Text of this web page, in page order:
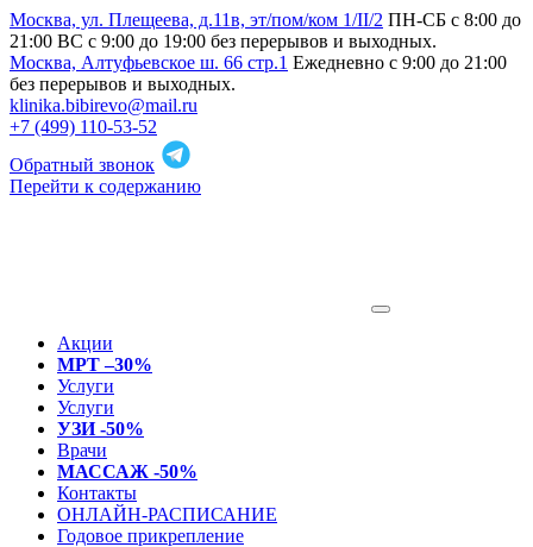
Москва, ул. Плещеева, д.11в, эт/пом/ком 1/II/2 ПН-СБ с 8:00 до
21:00 ВС с 9:00 до 19:00 без перерывов и выходных.
Москва, Алтуфьевское ш. 66 стр.1 Ежедневно с 9:00 до 21:00
без перерывов и выходных.
klinika.bibirevo@mail.ru
+7 (499) 110-53-52
Обратный звонок
Перейти к содержанию
Акции
МРТ –30%
Услуги
Услуги
УЗИ -50%
Врачи
МАССАЖ -50%
Контакты
ОНЛАЙН-РАСПИСАНИЕ
Годовое прикрепление